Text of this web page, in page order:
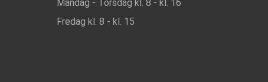
Mandag - Torsdag kl. 8 - kl. 16
Fredag kl. 8 - kl. 15